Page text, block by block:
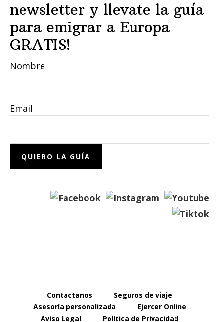
newsletter y llevate la guía
para emigrar a Europa
GRATIS!
Nombre
Email
Contactanos
Seguros de viaje
Asesoría personalizada
Ejercer Online
Aviso Legal
Política de Privacidad